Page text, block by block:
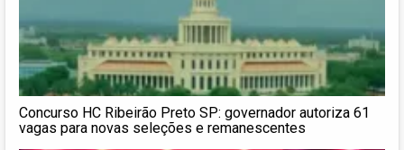
Concurso HC Ribeirão Preto SP: governador autoriza 61
vagas para novas seleções e remanescentes